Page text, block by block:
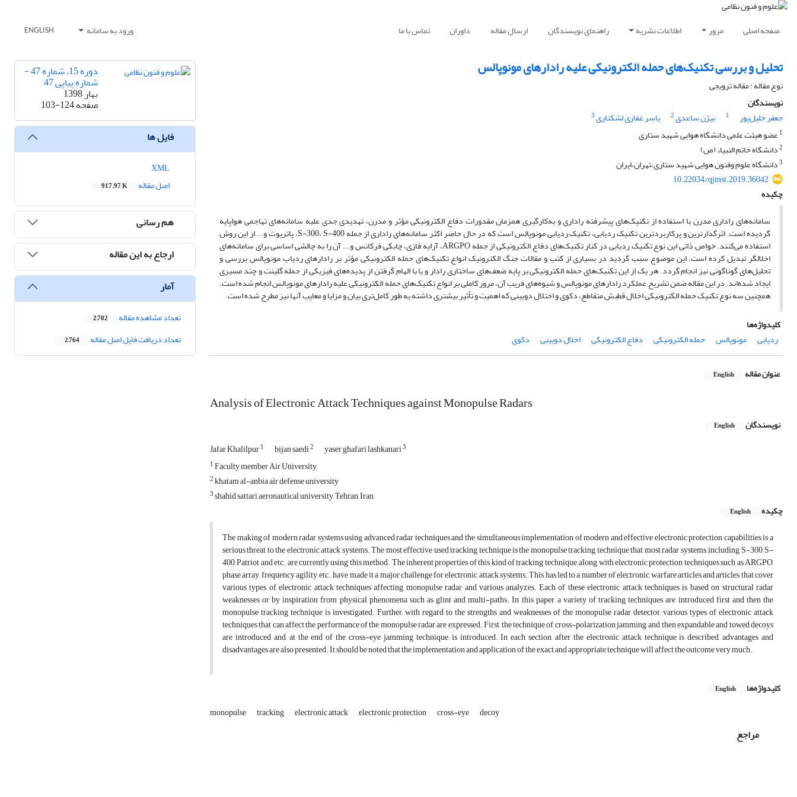
صفحه اصلی مرور اطلاعات نشریه راهنمای نویسندگان ارسال مقاله داوران تماس با ما ورود به سامانه ENGLISH
تحلیل و بررسی تکنیک‌های حمله الکترونیکی علیه رادارهای مونوپالس
نوع مقاله : مقاله ترویجی
نویسندگان
جعفر خلیل‌پور
1 بیژن ساعدی2 یاسر غفاری لشکناری3
1عضو هیئت علمی دانشگاه هوایی شهید ستاری
2دانشگاه خاتم النبیاء (ص)
3دانشگاه علوم وفنون هوایی شهید ستاری،تهران،ایران
10.22034/qjmst.2019.36042
چکیده
سامانه‌های راداری مدرن با استفاده از تکنیک‌های پیشرفته راداری و به‌کارگیری همزمان مقدورات دفاع الکترونیکی مؤثر و مدرن، تهدیدی جدی علیه سامانه‌های تهاجمی هواپایه
گردیده است. اثرگذارترین و پرکاربردترین تکنیک ردیابی، تکنیک ردیابی مونوپالس است که در حال حاضر اکثر سامانه‌های راداری از جمله S-300، S-400، پاتریوت و... از این روش
استفاده می‌کنند. خواص ذاتی این نوع تکنیک ردیابی در کنار تکنیک‌های دفاع الکترونیکی از جمله ARGPO، آرایه فازی، چابکی فرکانس و... آن را به چالشی اساسی برای سامانه‌های
اخلالگر تبدیل کرده است. این موضوع سبب گردید در بسیاری از کتب و مقالات جنگ الکترونیک انواع تکنیک‌های حمله الکترونیکی مؤثر بر رادارهای ردیاب مونوپالس بررسی و
تحلیل‌های گوناگونی نیز انجام گردد. هر یک از این تکنیک‌های حمله الکترونیکی بر پایه ضعف‌های ساختاری رادار و یا با الهام گرفتن از پدیده‌های فیزیکی از جمله گلینت و چند مسیری
ایجاد شده‌اند. در این مقاله ضمن تشریح عملکرد رادارهای مونوپالس و شیوه‌های فریب آن، مرور کاملی بر انواع تکنیک‌های حمله الکترونیکی علیه رادارهای مونوپالس انجام شده است.
همچنین سه نوع تکنیک حمله الکترونیکی اخلال قطبش متقاطع، دکوی و اختلال دوبینی که اهمیت و تأثیر بیشتری داشته به طور کامل‌تری بیان و مزایا و معایب آنها نیز مطرح شده است.
کلیدواژه‌ها
ردیابی
مونوپالس حمله الکترونیکی دفاع الکترونیکی اخلال دوبینی دکوی
عنوان مقاله English
Analysis of Electronic Attack Techniques against Monopulse Radars
نویسندگان English
Jafar Khalilpur1 bijan saedi2 yaser ghafari lashkanari3
1Faculty member Air University
2khatam al-anbia air defense university
3shahid sattari aeronautical university, Tehran, Iran
چکیده
English
The making of modern radar systems using advanced radar techniques and the simultaneous implementation of modern and effective electronic protection capabilities is a
serious threat to the electronic attack systems. The most effective used tracking technique is the monopulse tracking technique that most radar systems, including S-300, S-
400, Patriot and etc. are currently using this method. The inherent properties of this kind of tracking technique, along with electronic protection techniques such as ARGPO,
phase array, frequency agility, etc., have made it a major challenge for electronic attack systems. This has led to a number of electronic warfare articles and articles that cover
various types of electronic attack techniques affecting monopulse radar and various analyzes. Each of these electronic attack techniques is based on structural radar
weaknesses or by inspiration from physical phenomena such as glint and multi-paths. In this paper, a variety of tracking techniques are introduced first and then the
monopulse tracking technique is investigated. Further, with regard to the strengths and weaknesses of the monopulse radar detector, various types of electronic attack
techniques that can affect the performance of the monopulse radar are expressed. First, the technique of cross-polarization jamming, and then expandable and towed decoys
are introduced and, at the end of the cross-eye jamming technique, is introduced. In each section, after the electronic attack technique is described, advantages and
disadvantages are also presented. It should be noted that the implementation and application of the exact and appropriate technique will affect the outcome very much.
کلیدواژه‌ها English
monopulse tracking electronic attack electronic protection cross-eye decoy
مراجع
دوره 15، شماره 47 -
شماره پیاپی 47
بهار 1398
صفحه103-124
فایل ها
اصل مقاله
917.97 K
هم رسانی
ارجاع به این مقاله
آمار
تعداد مشاهده مقاله 2,702
تعداد دریافت فایل اصل مقاله 2,764